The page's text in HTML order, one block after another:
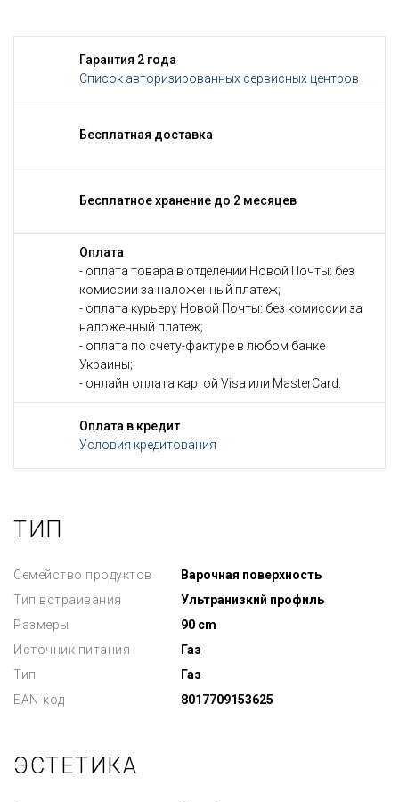
Гарантия 2 года
Список авторизированных сервисных центров
Бесплатная доставка
Бесплатное хранение до 2 месяцев
Оплата
- оплата товара в отделении Новой Почты: без
комиссии за наложенный платеж;
- оплата курьеру Новой Почты: без комиссии за
наложенный платеж;
- оплата по счету-фактуре в любом банке
Украины;
- онлайн оплата картой Visa или MasterCard.
Оплата в кредит
Условия кредитования
ТИП
Семейство продуктов
Варочная поверхность
Тип встраивания
Ультранизкий профиль
Размеры
90 cm
Источник питания
Газ
Тип
Газ
EAN-код
8017709153625
ЭСТЕТИКА